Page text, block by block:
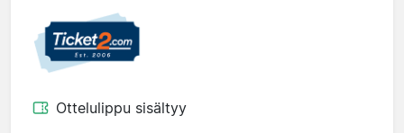
Ottelulippu sisältyy